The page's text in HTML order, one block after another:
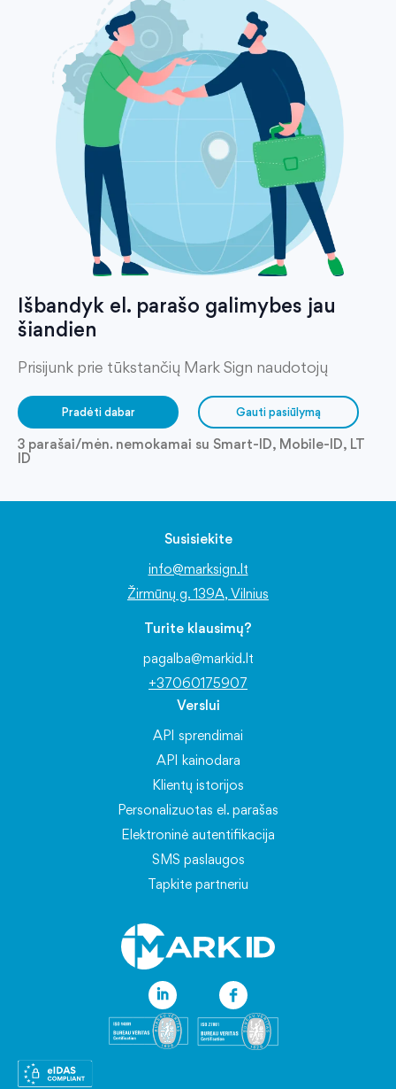
Išbandyk el. parašo galimybes jau
šiandien
Prisijunk prie tūkstančių Mark Sign naudotojų
Pradėti dabar Gauti pasiūlymą
3 parašai/mėn. nemokamai su Smart-ID, Mobile-ID, LT
ID
Susisiekite
info@marksign.lt
Žirmūnų g. 139A, Vilnius
Turite klausimų?
pagalba@markid.lt
+37060175907
Verslui
API sprendimai
API kainodara
Klientų istorijos
Personalizuotas el. parašas
Elektroninė autentifikacija
SMS paslaugos
Tapkite partneriu
Naujienos
DUK
Kodėl rinktis Mark Sign
Apie el. parašus
Asmens duomenų apsauga